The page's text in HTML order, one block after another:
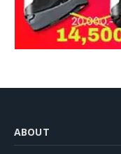
ABOUT